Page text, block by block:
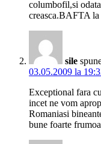
columbofil,si
creasca.BAFTA
sile
03.05.2009 la
Exceptional fara
incet ne vom
Romaniasi
bune foarte